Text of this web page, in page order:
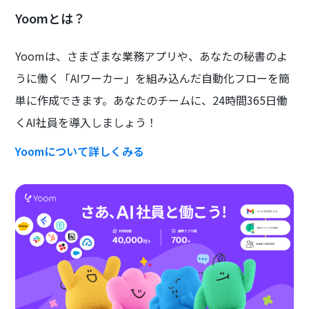
Yoomとは？
Yoomは、さまざまな業務アプリや、あなたの秘書のよ
うに働く「AIワーカー」を組み込んだ自動化フローを簡
単に作成できます。あなたのチームに、24時間365日働
くAI社員を導入しましょう！
Yoomについて詳しくみる